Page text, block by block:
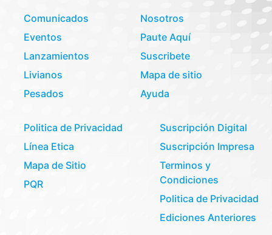
Comunicados
Eventos
Lanzamientos
Livianos
Pesados
Nosotros
Paute Aquí
Suscribete
Mapa de sitio
Ayuda
Politica de Privacidad
Línea Etica
Mapa de Sitio
PQR
Suscripción Digital
Suscripción Impresa
Terminos y
Condiciones
Politica de Privacidad
Ediciones Anteriores